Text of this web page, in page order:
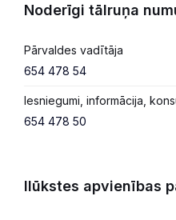
Noderīgi tālruņa
Pārvaldes vadītāja
654 478 54
Iesniegumi, informācija,
654 478 50
Ilūkstes apvienības